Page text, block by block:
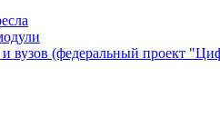
вузов (федеральный проект